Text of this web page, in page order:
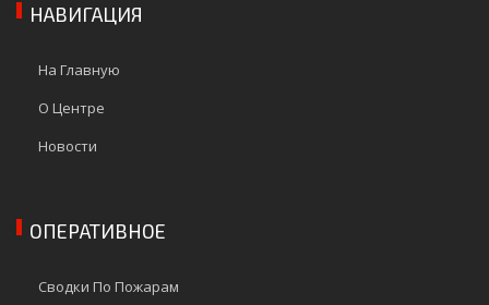
НАВИГАЦИЯ
На Главную
О Центре
Новости
ОПЕРАТИВНОЕ
Сводки По Пожарам